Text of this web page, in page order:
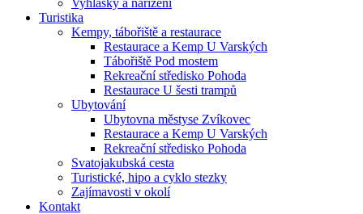
Vyhlášky a nařízení
Turistika
Kempy, tábořiště a restaurace
Restaurace a Kemp U Varských
Tábořiště Pod mostem
Rekreační středisko Pohoda
Restaurace U šesti trampů
Ubytování
Ubytovna městyse Zvíkovec
Restaurace a Kemp U Varských
Rekreační středisko Pohoda
Svatojakubská cesta
Turistické, hipo a cyklo stezky
Zajímavosti v okolí
Kontakt